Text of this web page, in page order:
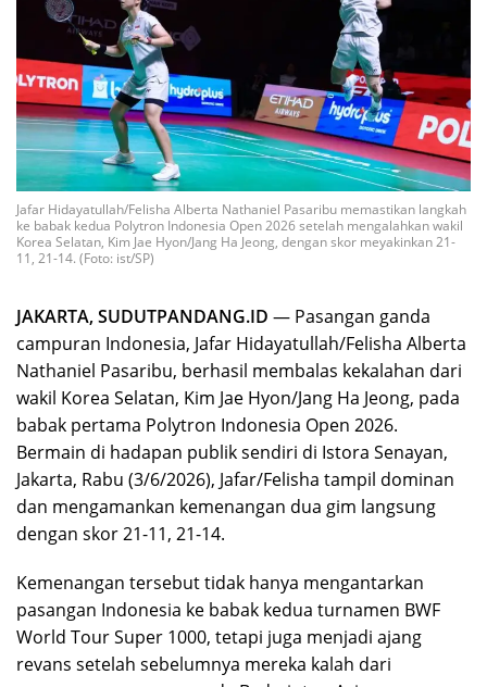
Jafar Hidayatullah/Felisha Alberta Nathaniel Pasaribu memastikan langkah
ke babak kedua Polytron Indonesia Open 2026 setelah mengalahkan wakil
Korea Selatan, Kim Jae Hyon/Jang Ha Jeong, dengan skor meyakinkan 21-
11, 21-14. (Foto: ist/SP)
JAKARTA, SUDUTPANDANG.ID — Pasangan ganda
campuran Indonesia, Jafar Hidayatullah/Felisha Alberta
Nathaniel Pasaribu, berhasil membalas kekalahan dari
wakil Korea Selatan, Kim Jae Hyon/Jang Ha Jeong, pada
babak pertama Polytron Indonesia Open 2026.
Bermain di hadapan publik sendiri di Istora Senayan,
Jakarta, Rabu (3/6/2026), Jafar/Felisha tampil dominan
dan mengamankan kemenangan dua gim langsung
dengan skor 21-11, 21-14.
Kemenangan tersebut tidak hanya mengantarkan
pasangan Indonesia ke babak kedua turnamen BWF
World Tour Super 1000, tetapi juga menjadi ajang
revans setelah sebelumnya mereka kalah dari